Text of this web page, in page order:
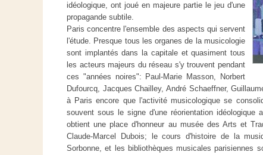
idéologique, ont joué en majeure partie le jeu d'une
propagande subtile.
Paris concentre l'ensemble des aspects qui servent
l'étude. Presque tous les organes de la musicologie
sont implantés dans la capitale et quasiment tous
les acteurs majeurs du réseau s'y trouvent pendant
ces "années noires": Paul-Marie Masson, Norbert
Dufourcq, Jacques Chailley, André Schaeffner,
à Paris encore que l'activité musicologique se
souvent sous le signe d'une réorientation idéologique
obtient une place d'honneur au musée des Arts et
Claude-Marcel Dubois; le cours d'histoire de la
Sorbonne, et les bibliothèques musicales parisiennes